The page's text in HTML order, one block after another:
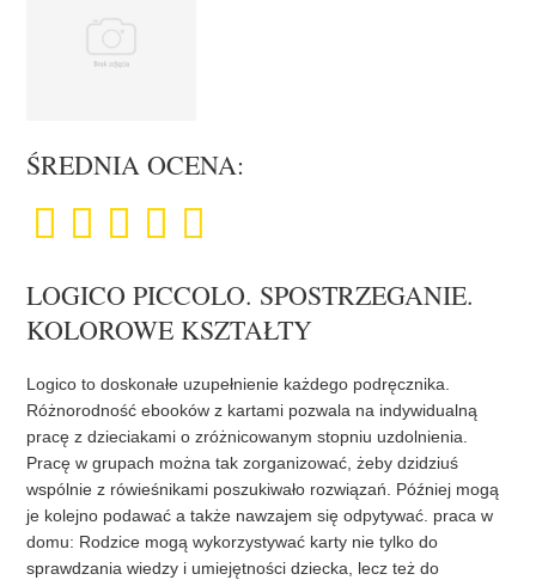
ŚREDNIA OCENA:
LOGICO PICCOLO. SPOSTRZEGANIE.
KOLOROWE KSZTAŁTY
Logico to doskonałe uzupełnienie każdego podręcznika.
Różnorodność ebooków z kartami pozwala na indywidualną
pracę z dzieciakami o zróżnicowanym stopniu uzdolnienia.
Pracę w grupach można tak zorganizować, żeby dzidziuś
wspólnie z rówieśnikami poszukiwało rozwiązań. Później mogą
je kolejno podawać a także nawzajem się odpytywać. praca w
domu: Rodzice mogą wykorzystywać karty nie tylko do
sprawdzania wiedzy i umiejętności dziecka, lecz też do